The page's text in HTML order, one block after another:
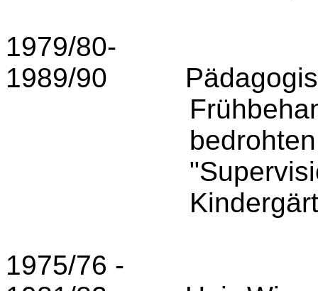
1979/80-
1989/90
1975/76 -